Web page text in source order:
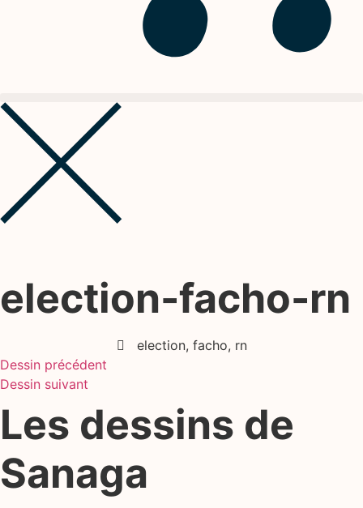
election-facho-rn
election, facho, rn
Dessin précédent
Dessin suivant
Les dessins de
Sanaga